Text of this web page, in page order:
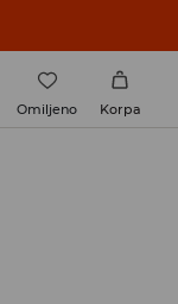
Omiljeno Korpa